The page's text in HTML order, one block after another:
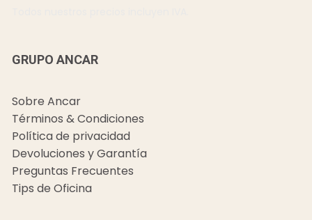
GRUPO ANCAR
Sobre Ancar
Términos & Condiciones
Política de privacidad
Devoluciones y Garantía
Preguntas Frecuentes
Tips de Oficina